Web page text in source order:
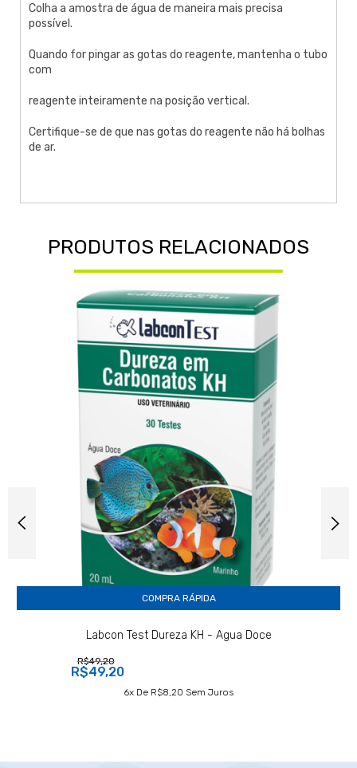
Colha a amostra de água de maneira mais precisa
possível.
Quando for pingar as gotas do reagente, mantenha o tubo
com
reagente inteiramente na posição vertical.
Certifique-se de que nas gotas do reagente não há bolhas
de ar.
PRODUTOS RELACIONADOS
COMPRA RÁPIDA
Labcon Test Dureza KH - Água Doce
R$49,20
R$49,20
6X De R$8,20 Sem Juros